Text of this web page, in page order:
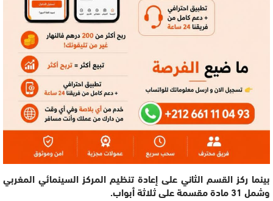
بينما ركز القسم الثاني على إعادة تنظيم المركز السينمائي المغربي
وشمل 31 مادة مقسمة على ثلاثة أبواب.